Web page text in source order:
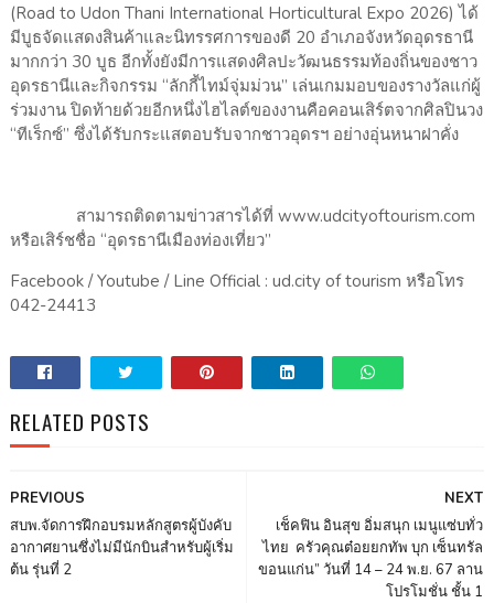
(Road to Udon Thani International Horticultural Expo 2026) ได้
มีบูธจัดแสดงสินค้าและนิทรรศการของดี 20 อำเภอจังหวัดอุดรธานี
มากกว่า 30 บูธ อีกทั้งยังมีการแสดงศิลปะวัฒนธรรมท้องถิ่นของชาว
อุดรธานีและกิจกรรม “ลักกี้ไทม์จุ่มม่วน” เล่นเกมมอบของรางวัลแก่ผู้
ร่วมงาน ปิดท้ายด้วยอีกหนึ่งไฮไลต์ของงานคือคอนเสิร์ตจากศิลปินวง
“ทีเร็กซ์” ซึ่งได้รับกระแสตอบรับจากชาวอุดรฯ อย่างอุ่นหนาฝาคั่ง
สามารถติดตามข่าวสารได้ที่ www.udcityoftourism.com
หรือเสิร์ชชื่อ “อุดรธานีเมืองท่องเที่ยว”
Facebook / Youtube / Line Official : ud.city of tourism หรือโทร
042-24413
RELATED POSTS
NEXT
เช็คฟิน อินสุข อิ่มสนุก เมนูแซ่บทั่ว
ไทย ครัวคุณต๋อยยกทัพ บุก เซ็นทรัล
ขอนแก่น” วันที่ 14 – 24 พ.ย. 67 ลาน
โปรโมชั่น ชั้น 1
PREVIOUS
สบพ.จัดการฝึกอบรมหลักสูตรผู้บังคับ
อากาศยานซึ่งไม่มีนักบินสำหรับผู้เริ่ม
ต้น รุ่นที่ 2